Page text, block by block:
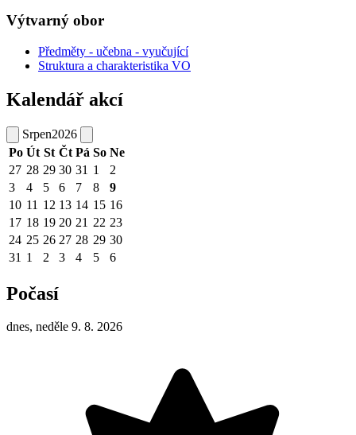
Výtvarný obor
Předměty - učebna - vyučující
Struktura a charakteristika VO
Kalendář akcí
Srpen2026
Po Út St Čt Pá So Ne
27 28 29 30 31 1
2
3
4 5 6 7 8
9
10 11 12 13 14 15 16
17 18 19 20 21 22 23
24 25 26 27 28 29 30
31 1 2 3 4 5 6
Počasí
dnes, neděle 9. 8. 2026